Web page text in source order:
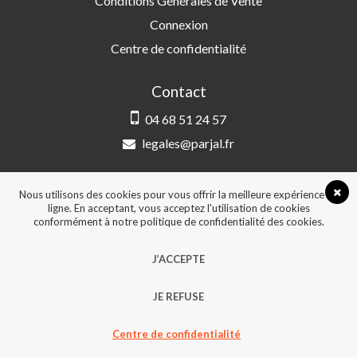
Connexion
Centre de confidentialité
Contact
04 68 51 24 57
legales@parjal.fr
3 Rue Saint-Amand, 66000 Perpignan
© 2026, Tous droits réservés - Design &
Nous utilisons des cookies pour vous offrir la meilleure expérience en
ligne. En acceptant, vous acceptez l'utilisation de cookies
conformément à notre politique de confidentialité des cookies.
J’ACCEPTE
JE REFUSE
Centre de confidentialité